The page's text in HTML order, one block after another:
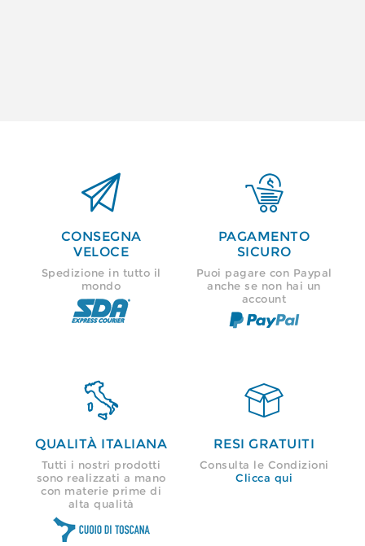

CONSEGNA
VELOCE
Spedizione in tutto il
mondo

PAGAMENTO
SICURO
Puoi pagare con Paypal
anche se non hai un
account

QUALITÀ ITALIANA
Tutti i nostri prodotti
sono realizzati a mano
con materie prime di
alta qualità

RESI GRATUITI
Consulta le Condizioni
Clicca qui